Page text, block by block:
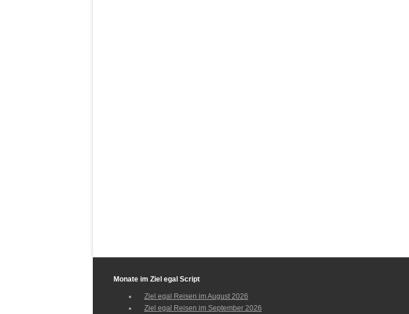
Monate im Ziel egal Script
Ziel egal Reisen im August 2026
Ziel egal Reisen im September 2026